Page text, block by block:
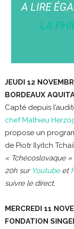
A LIRE
LA
JEUDI 12
BORDEAUX
Capté depuis
chef Mathieu
propose un
de Piotr Ilyitch
« Tchécoslovaque »
20h sur Youtubeet
suivre le direct.
MERCREDI 11
FONDATION